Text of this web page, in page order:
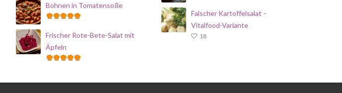
Bohnen in Tomatensoße
Frischer Rote-Bete-Salat mit
Äpfeln
Falscher Kartoffelsalat –
Vitalfood-Variante
18